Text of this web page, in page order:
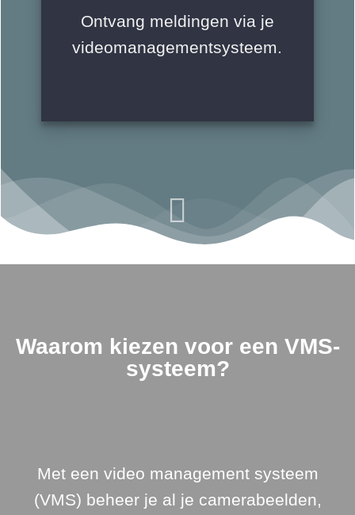
Ontvang meldingen via je
videomanagementsysteem.
Waarom kiezen voor een VMS-
systeem?
Met een video management systeem
(VMS) beheer je al je camerabeelden,